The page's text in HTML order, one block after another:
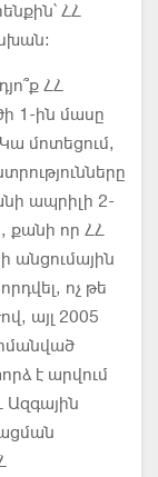
ՀՀ
ՀՀ
1-ին մասը
մոտեցում,
ապրիլի 2-
քանի որ ՀՀ
անցումային
ոչ թե
այլ 2005
է արվում
Ազգային